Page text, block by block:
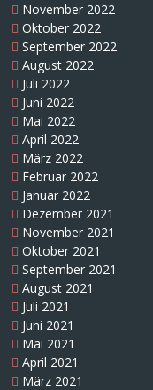
November 2022
Oktober 2022
September 2022
August 2022
Juli 2022
Juni 2022
Mai 2022
April 2022
März 2022
Februar 2022
Januar 2022
Dezember 2021
November 2021
Oktober 2021
September 2021
August 2021
Juli 2021
Juni 2021
Mai 2021
April 2021
März 2021